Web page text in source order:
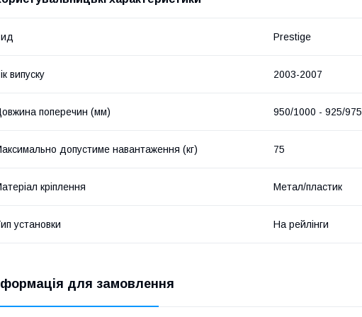
Prestige
випуску 2003-2007
поперечин (мм) 950/1000 - 925/975
допустиме навантаження (кг) 75
кріплення Метал/пластик
установки На рейлінги
для замовлення